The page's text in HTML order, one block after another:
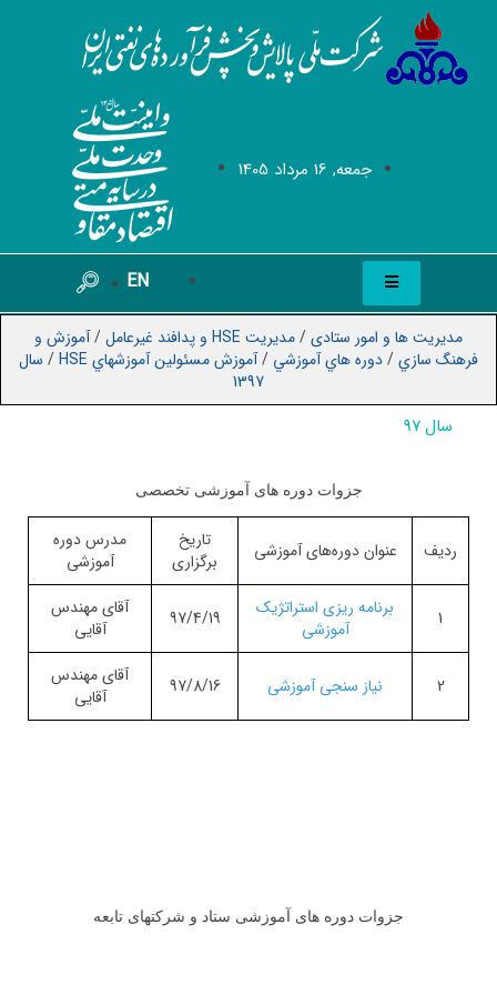
جمعه, 16 مرداد 1405
EN
مدیریت ها و امور ستادی/مدیریت HSE و پدافند غیرعامل /آموزش و
فرهنگ سازي/دوره هاي آموزشي /آموزش مسئولين آموزشهاي HSE / سال
1397
سال 97
جزوات دوره های آموزشی تخصصی
ردیف عنوان دوره‌های آموزشی
تاریخ
برگزاری
مدرس دوره
آموزشی
1
برنامه ریزی استراتژیک
آموزشی
97/4/19
آقای مهندس
آقایی
2 نیاز سنجی آموزشی 97/8/16
آقای مهندس
آقایی
جزوات دوره های آموزشی ستاد و شرکتهای تابعه